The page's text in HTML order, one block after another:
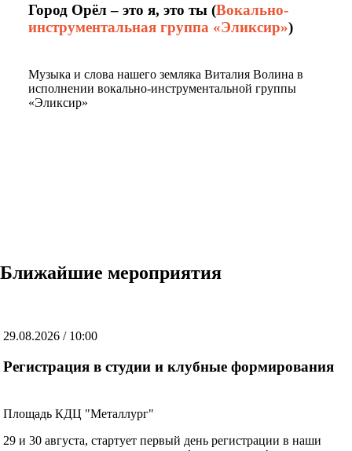
Город Орёл – это я, это ты (Вокально-
инструментальная группа «Эликсир»)
Музыка и слова нашего земляка Виталия Волина в
исполнении вокально-инструментальной группы
«Эликсир»
Ближайшие мероприятия
29.08.2026 / 10:00
Регистрация в студии и клубные формирования
Площадь КДЦ "Металлург"
29 и 30 августа, стартует первый день регистрации в наши